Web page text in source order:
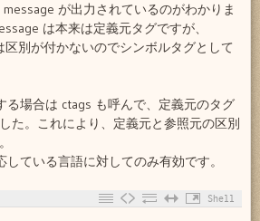
が出力されているのがわかりま
は本来は定義元タグですが、
区別が付かないのでシンボルタグとして
る場合は ctags も呼んで、定義元のタグ
た。これにより、定義元と参照元の区別
ている言語に対してのみ有効です。
Shell